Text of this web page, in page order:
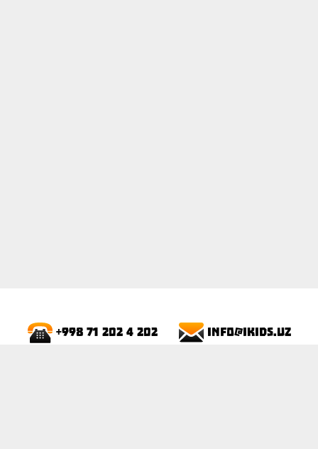
+998 71 202 4 202 info@ikids.uz